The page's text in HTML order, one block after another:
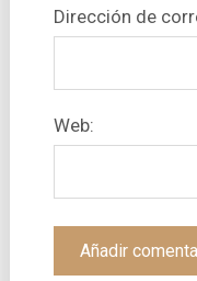
Dirección de
Web: